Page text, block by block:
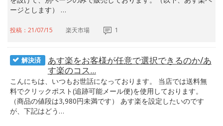
ージとします） …
投稿：21/07/15 楽天市場 1
解決済
あす楽をお客様が任意で選択できるのか/あ
す楽のコス...
こんにちは、いつもお世話になっております。 当店では送料無
料でクリックポスト(追跡可能メール便)を使用しております。
（商品の値段は3,980円未満です） あす楽を設定したいのです
が、下記はどう…